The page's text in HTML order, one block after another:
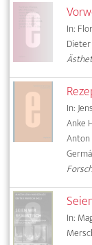
In:
Dieter
In:
Anke
Anton
In: